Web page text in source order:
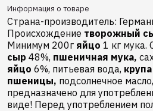
Информация о товаре
Страна-производитель:
Происхождение творожный
Минимум 200г яйцо 1 кг мука.
сыр 48%, пшеничная мука,
яйцо 6%, питьевая вода,
пшеницы, подсолнечное
предназначено для
виде! Перед употреблением